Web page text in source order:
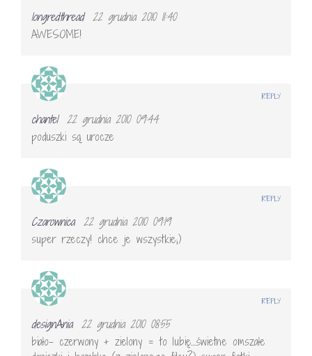
longredthread 22 grudnia 2010 11:40
AWESOME!
chantel 22 grudnia 2010 09:44
poduszki są urocze
REPLY
Czarownica 22 grudnia 2010 09:19
super rzeczy! chce je wszystkie;)
REPLY
designAnia 22 grudnia 2010 08:55
biało- czerwony + zielony = to lubię….świetne omszałe
REPLY